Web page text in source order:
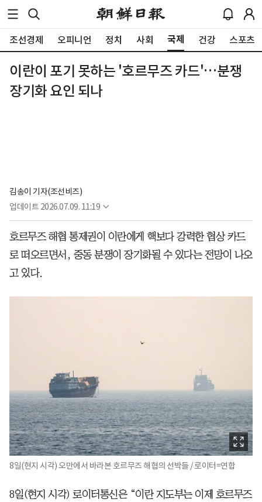
조선경제 오피니언 정치 사회 국제 건강 스포츠
이란이 포기 못하는 '호르무즈 카드'…분쟁
장기화 요인 되나
김송이 기자(조선비즈)
업데이트 2026.07.09. 11:19
호르무즈 해협 통제권이 이란에게 핵보다 강력한 협상 카드
로 떠오르면서, 중동 분쟁이 장기화될 수 있다는 전망이 나오
고 있다.
8일(현지 시각) 오만에서 바라본 호르무즈 해협의 선박들 / 로이터=연합
8일(현지 시각) 로이터통신은 “이란 지도부는 이제 호르무즈